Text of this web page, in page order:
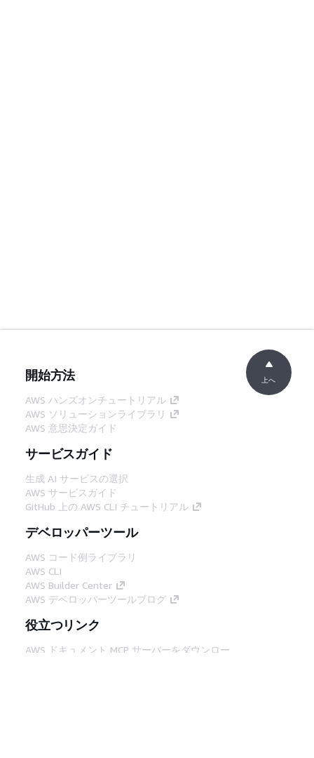
開始方法
AWS ハンズオンチュートリアル
AWS ソリューションライブラリ
AWS 意思決定ガイド
サービスガイド
生成 AI サービスの選択
AWS サービスガイド
GitHub 上の AWS CLI チュートリアル
デベロッパーツール
AWS コード例ライブラリ
AWS CLI
AWS Builder Center
AWS デベロッパーツールブログ
役立つリンク
AWS ドキュメント MCP サーバーをダウンロー
上へ